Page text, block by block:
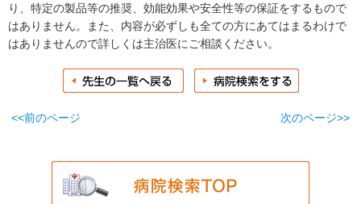
り、特定の製品等の推奨、効能効果や安全性等の保証をするもので
はありません。また、内容が必ずしも全ての方にあてはまるわけで
はありませんので詳しくは主治医にご相談ください。
<<前のページ 次のページ>>